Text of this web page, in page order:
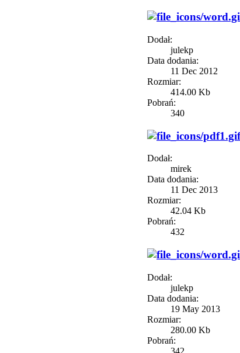
Dodał:
julekp
Data dodania:
11 Dec 2012
Rozmiar:
414.00 Kb
Pobrań:
340
Dodał:
mirek
Data dodania:
11 Dec 2013
Rozmiar:
42.04 Kb
Pobrań:
432
Dodał:
julekp
Data dodania:
19 May 2013
Rozmiar:
280.00 Kb
Pobrań:
342